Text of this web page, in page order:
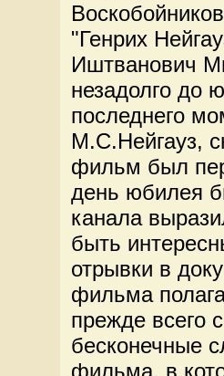
"Генрих
Иштванович
незадолго до
последнего
М.С.Нейгауз,
фильм был
день юбилея
канала
быть
отрывки в
фильма
прежде всего
бесконечные
фильма, в